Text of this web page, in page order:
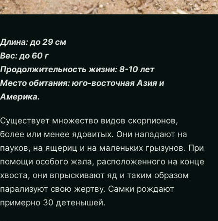
Длина: до 29 см
Вес: до 60 г
Продолжительность жизни: 8-10 лет
Место обитания: юго-восточная Азия и
Америка.
Существует множество видов скорпионов,
более или менее ядовитых. Они нападают на
пауков, на ящериц и на маленьких грызунов. При
помощи особого жала, расположенного на конце
хвоста, они впрыскивают яд и таким образом
парализуют свою жертву. Самки рождают
примерно 30 детенышей.